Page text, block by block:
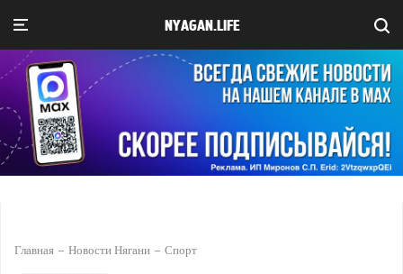
NYAGAN.LIFE
Главная Новости Нягани Спорт